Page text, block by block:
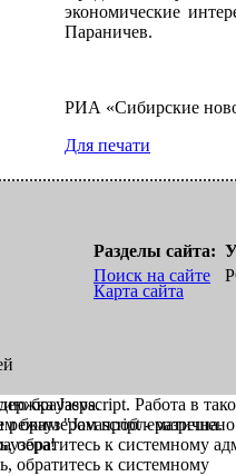
экономические
Параничев.
РИА «Сибирские
Для печати
Разделы сайта:
Поиск на сайте
Карта сайта
Jasvscript. Работа в
режим "Javascript -
обратитесь к системному
браузера.
браузером проблематична.
обратитесь к системному